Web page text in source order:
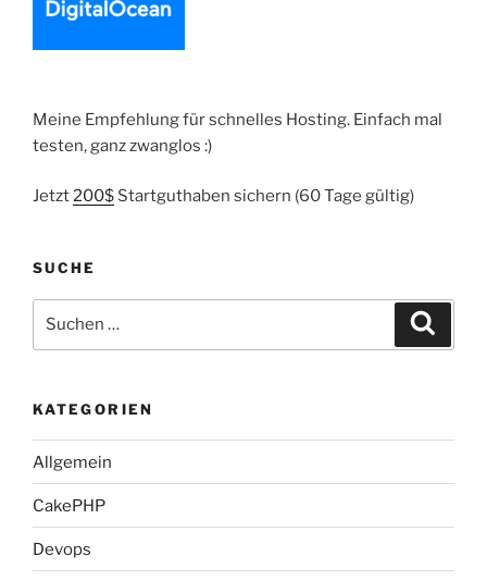
Meine Empfehlung für schnelles Hosting. Einfach mal
testen, ganz zwanglos :)
Jetzt200$ Startguthaben sichern (60 Tage gültig)
SUCHE
nach:
KATEGORIEN
Allgemein
CakePHP
Devops